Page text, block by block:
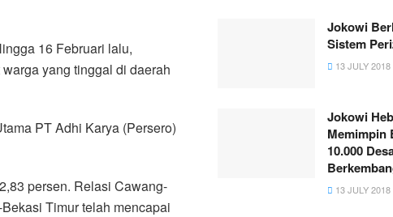
16 Februari lalu,
yang tinggal di daerah
PT Adhi Karya (Persero)
persen. Relasi Cawang-
Timur telah mencapai
Jokowi
Sistem
13 JULY 2018
Jokowi
Memimpin
10.000
13 JULY 2018